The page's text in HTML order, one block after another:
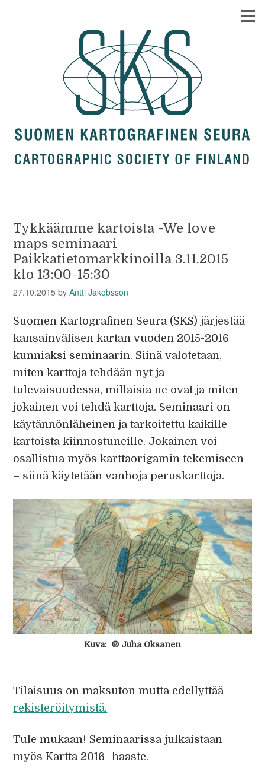
Tykkäämme kartoista -We love
maps seminaari
Paikkatietomarkkinoilla 3.11.2015
klo 13:00-15:30
27.10.2015 byAntti Jakobsson
Suomen Kartografinen Seura (SKS) järjestää
kansainvälisen kartan vuoden 2015-2016
kunniaksi seminaarin. Siinä valotetaan,
miten karttoja tehdään nyt ja
tulevaisuudessa, millaisia ne ovat ja miten
jokainen voi tehdä karttoja. Seminaari on
käytännönläheinen ja tarkoitettu kaikille
kartoista kiinnostuneille. Jokainen voi
osallistua myös karttaorigamin tekemiseen
– siinä käytetään vanhoja peruskarttoja.
Kuva: © Juha Oksanen
Tilaisuus on maksuton mutta edellyttää
rekisteröitymistä.
Tule mukaan! Seminaarissa julkaistaan
myös Kartta 2016 -haaste.